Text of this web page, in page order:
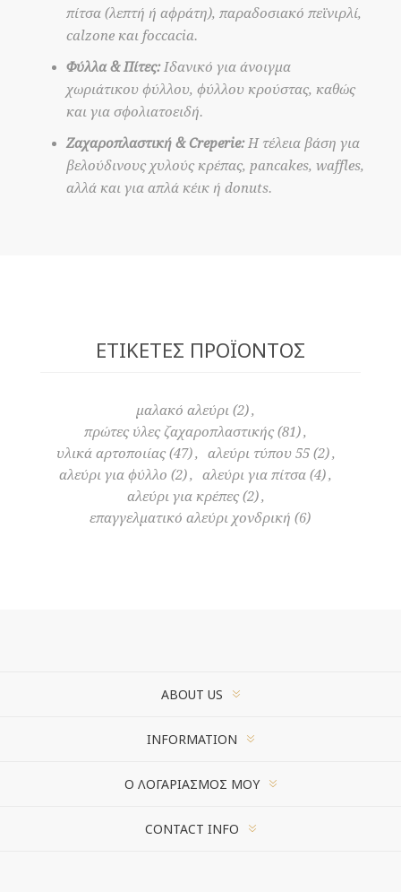
πίτσα (λεπτή ή αφράτη), παραδοσιακό πεϊνιρλί,
calzone και foccacia.
Φύλλα & Πίτες:Ιδανικό για άνοιγμα
χωριάτικου φύλλου, φύλλου κρούστας, καθώς
και για σφολιατοειδή.
Zαχαροπλαστική & Creperie:Η τέλεια βάση για
βελούδινους χυλούς κρέπας, pancakes, waffles,
αλλά και για απλά κέικ ή donuts.
ΕΤΙΚΈΤΕΣ ΠΡΟΪΌΝΤΟΣ
μαλακό αλεύρι (2),
πρώτες ύλες ζαχαροπλαστικής (81),
υλικά αρτοποιίας (47), αλεύρι τύπου 55 (2),
αλεύρι για φύλλο (2), αλεύρι για πίτσα (4),
αλεύρι για κρέπες (2),
επαγγελματικό αλεύρι χονδρική (6)
ABOUT US
INFORMATION
Ο ΛΟΓΑΡΙΑΣΜΌΣ ΜΟΥ
CONTACT INFO